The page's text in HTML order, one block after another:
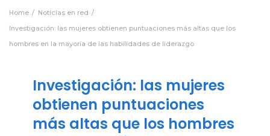
Home
Noticias en red
Investigación: las mujeres obtienen puntuaciones más altas que los
hombres en la mayoría de las habilidades de liderazgo
Investigación: las mujeres
obtienen puntuaciones
más altas que los hombres